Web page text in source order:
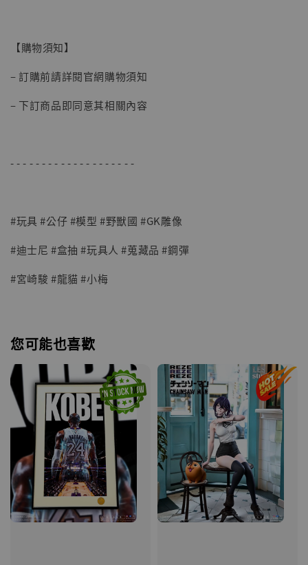
NT$ 4,980
【購物須知】
– 訂購前請詳閱官網購物須知
– 下訂商品即同意其相關內容
- - - - - - - - - - - - - - - - - - - -
#玩具 #公仔 #模型 #野獸國 #GK雕像
#迪士尼 #盒抽 #玩具人 #蒐藏品 #鋼彈
#宮崎駿 #龍貓 #小梅
您可能也喜歡